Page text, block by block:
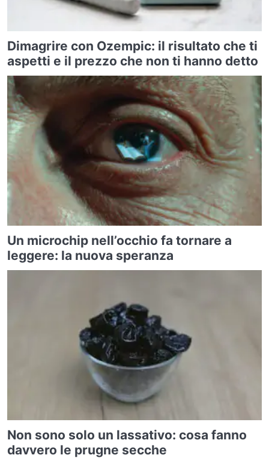
Dimagrire con Ozempic: il risultato che ti
aspetti e il prezzo che non ti hanno detto
Un microchip nell’occhio fa tornare a
leggere: la nuova speranza
Non sono solo un lassativo: cosa fanno
davvero le prugne secche